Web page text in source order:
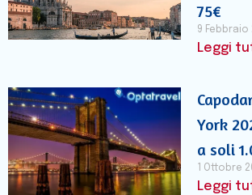
75€
9 Febbraio
Leggi
York
a soli
1 Ottobre
Leggi